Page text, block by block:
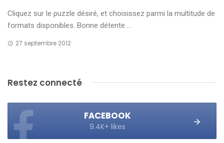
Cliquez sur le puzzle désiré, et choisissez parmi la multitude de
formats disponibles. Bonne détente ...
27 septembre 2012
Restez connecté
FACEBOOK
9.4K+ likes